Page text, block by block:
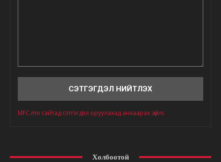
MFC.mn сайтад сэтгэгдэл оруулахад анхаарах зүйлс
Холбоотой